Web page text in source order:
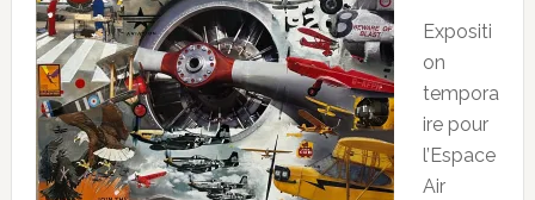
Expositi
on
tempora
ire pour
l’Espace
Air